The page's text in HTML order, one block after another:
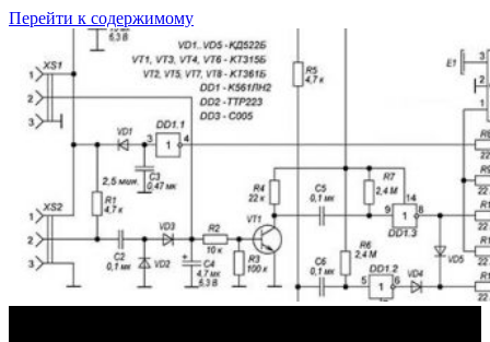
Перейти к содержимому